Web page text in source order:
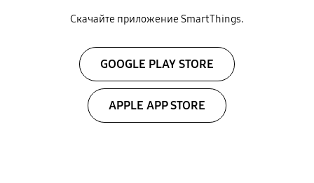
Скачайте приложение SmartThings.
GOOGLE PLAY STORE
APPLE APP STORE